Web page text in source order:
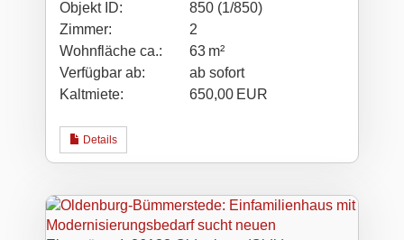
Objekt ID:
850 (1/850)
Zimmer:
2
Wohnfläche ca.:
63 m²
Verfügbar ab:
ab sofort
Kaltmiete:
650,00 EUR
Details